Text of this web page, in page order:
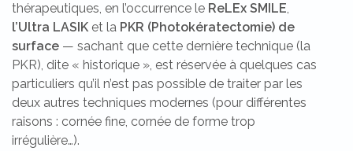
thérapeutiques, en l’occurrence le ReLEx SMILE,
l’Ultra LASIK et la PKR (Photokératectomie) de
surface — sachant que cette dernière technique (la
PKR), dite « historique », est réservée à quelques cas
particuliers qu’il n’est pas possible de traiter par les
deux autres techniques modernes (pour différentes
raisons : cornée fine, cornée de forme trop
irrégulière…).